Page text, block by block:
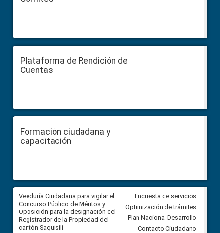
Plataforma de Rendición de
Cuentas
Formación ciudadana y
capacitación
Veeduría Ciudadana para vigilar el
Concurso Público de Méritos y
Oposición para la designación del
Registrador de la Propiedad del
cantón Saquisilí
Veeduría Ciudadana para
construcción del asfaltado de
Ballenita del cantón Santa
Encuesta de servicios
Optimización de trámites
Plan Nacional Desarrollo
Contacto Ciudadano